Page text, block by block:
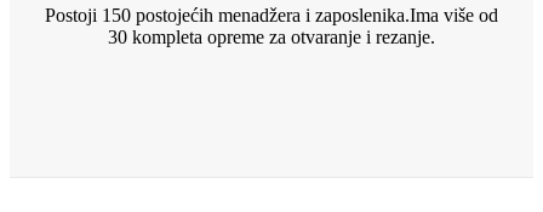
Postoji 150 postojećih menadžera i zaposlenika.Ima više od
30 kompleta opreme za otvaranje i rezanje.